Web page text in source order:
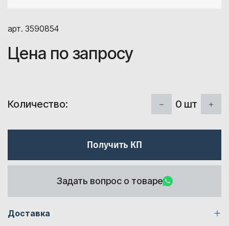
арт. 3590854
Цена по запросу
Количество: 0 шт
Получить КП
Задать вопрос о товаре
Доставка